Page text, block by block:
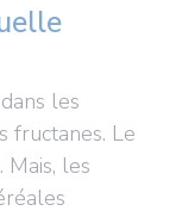
les
fructanes. Le
les